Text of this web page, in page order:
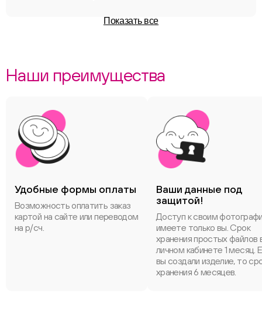
Показать все
Наши преимущества
Удобные формы оплаты
Возможность оплатить заказ
картой на сайте или переводом
на р/сч.
Ваши данные под
защитой!
Доступ к своим
имеете только вы. Срок
хранения простых файлов
личном кабинете 1 месяц.
вы создали изделие, то
хранения 6 месяцев.